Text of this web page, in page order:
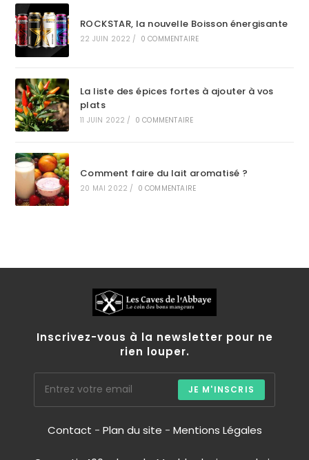
ROCKSTAR, la nouvelle Boisson énergisante
22 JUIN 2022 / 0 COMMENTAIRE
La liste des épices fortes à ajouter à vos
plats
11 JUIN 2022 / 0 COMMENTAIRE
Comment faire du lait aromatisé ?
20 MAI 2022 / 0 COMMENTAIRE
Inscrivez-vous à la newsletter pour ne
rien louper.
JE M'INSCRIS
Contact - Plan du site - Mentions Légales